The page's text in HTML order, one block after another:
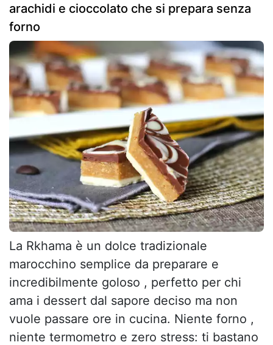
arachidi e cioccolato che si prepara senza
forno
La Rkhama è un dolce tradizionale
marocchino semplice da preparare e
incredibilmente goloso , perfetto per chi
ama i dessert dal sapore deciso ma non
vuole passare ore in cucina. Niente forno ,
niente termometro e zero stress: ti bastano